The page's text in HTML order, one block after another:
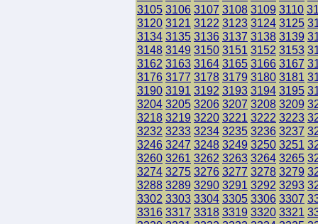
3105 3106 3107 3108 3109 3110
3120 3121 3122 3123 3124 3125
3134 3135 3136 3137 3138 3139
3148 3149 3150 3151 3152 3153
3162 3163 3164 3165 3166 3167
3176 3177 3178 3179 3180 3181
3190 3191 3192 3193 3194 3195
3204 3205 3206 3207 3208 3209
3218 3219 3220 3221 3222 3223
3232 3233 3234 3235 3236 3237
3246 3247 3248 3249 3250 3251
3260 3261 3262 3263 3264 3265
3274 3275 3276 3277 3278 3279
3288 3289 3290 3291 3292 3293
3302 3303 3304 3305 3306 3307
3316 3317 3318 3319 3320 3321